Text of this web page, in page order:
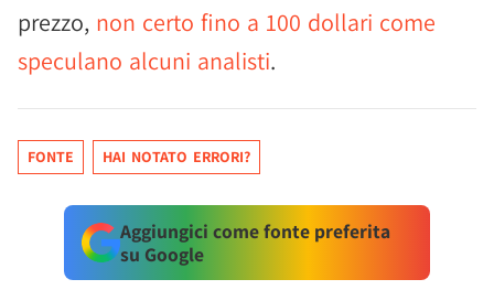
prezzo, non certo fino a 100 dollari come
speculano alcuni analisti.
FONTE HAI NOTATO ERRORI?
Aggiungici come fonte preferita
su Google